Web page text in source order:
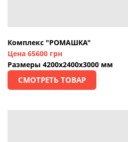
Комплекс "РОМАШКА"
Цена 65600 грн
Размеры 4200х2400х3000 мм
СМОТРЕТЬ ТОВАР